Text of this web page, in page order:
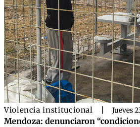
Violencia institucional Jueves
Mendoza: denunciaron